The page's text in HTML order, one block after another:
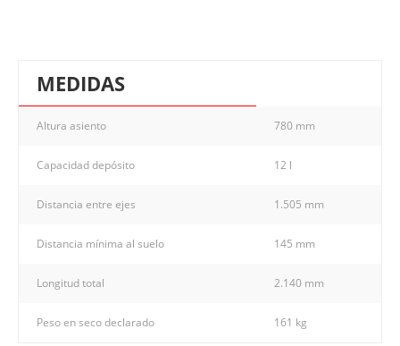
MEDIDAS
Altura asiento 780 mm
Capacidad depósito 12 l
Distancia entre ejes 1.505 mm
Distancia mínima al suelo 145 mm
Longitud total 2.140 mm
Peso en seco declarado 161 kg